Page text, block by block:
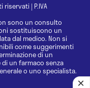
riservati| P.IVA
sono un consulto
sostituiscono un
dal medico. Non si
come suggerimenti
di un
un farmaco senza
o uno specialista.